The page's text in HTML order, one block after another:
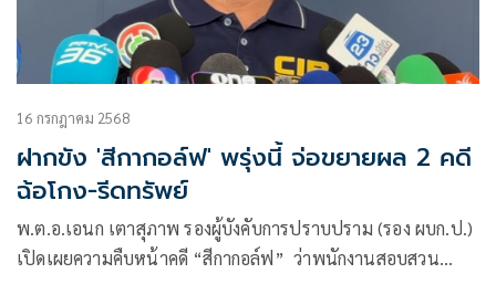
16 กรกฎาคม 2568
ฝากขัง 'สีกากอล์ฟ' พรุ่งนี้ จ่อขยายผล 2 คดี
ฉ้อโกง-รีดทรัพย์
พ.ต.อ.เอนก เตาสุภาพ รองผู้บังคับการปราบปราม (รอง ผบก.ป.)
เปิดเผยความคืบหน้าคดี “สีกากอล์ฟ” ว่าพนักงานสอบสวน